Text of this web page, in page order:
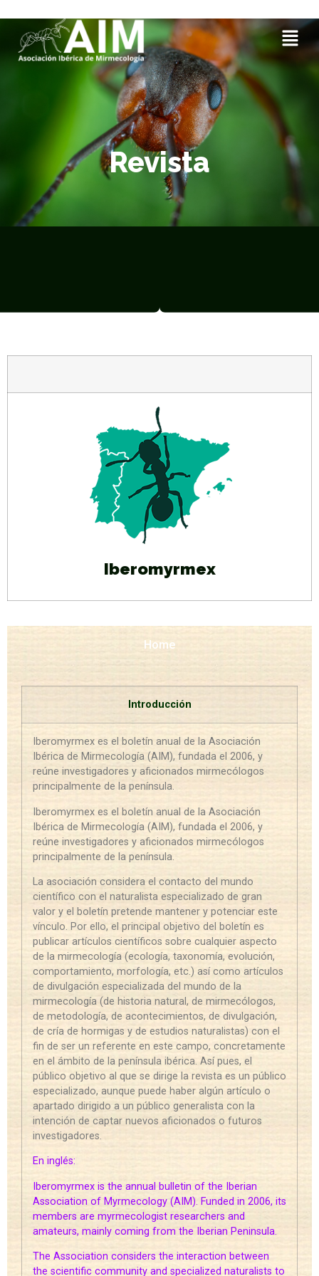
Revista
Iberomyrmex
Home
Introducción
Iberomyrmex es el boletín anual de la Asociación
Ibérica de Mirmecología (AIM), fundada el 2006, y
reúne investigadores y aficionados mirmecólogos
principalmente de la península.
Iberomyrmex es el boletín anual de la Asociación
Ibérica de Mirmecología (AIM), fundada el 2006, y
reúne investigadores y aficionados mirmecólogos
principalmente de la península.
La asociación considera el contacto del mundo
científico con el naturalista especializado de gran
valor y el boletín pretende mantener y potenciar este
vínculo. Por ello, el principal objetivo del boletín es
publicar artículos científicos sobre cualquier aspecto
de la mirmecología (ecología, taxonomía, evolución,
comportamiento, morfología, etc.) así como artículos
de divulgación especializada del mundo de la
mirmecología (de historia natural, de mirmecólogos,
de metodología, de acontecimientos, de divulgación,
de cría de hormigas y de estudios naturalistas) con el
fin de ser un referente en este campo, concretamente
en el ámbito de la península ibérica. Así pues, el
público objetivo al que se dirige la revista es un público
especializado, aunque puede haber algún artículo o
apartado dirigido a un público generalista con la
intención de captar nuevos aficionados o futuros
investigadores.
En inglés:
Iberomyrmex is the annual bulletin of the Iberian
Association of Myrmecology (AIM). Funded in 2006, its
members are myrmecologist researchers and
amateurs, mainly coming from the Iberian Peninsula.
The Association considers the interaction between
the scientific community and specialized naturalists to